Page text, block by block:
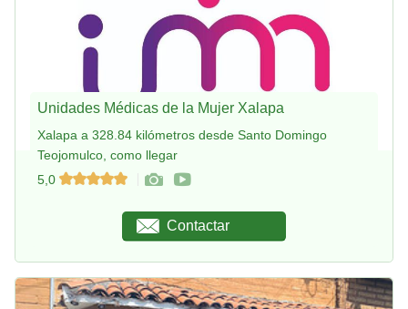
Unidades Médicas de la Mujer Xalapa
Xalapa a 328.84 kilómetros desde Santo Domingo
Teojomulco, como llegar
5,0
Contactar